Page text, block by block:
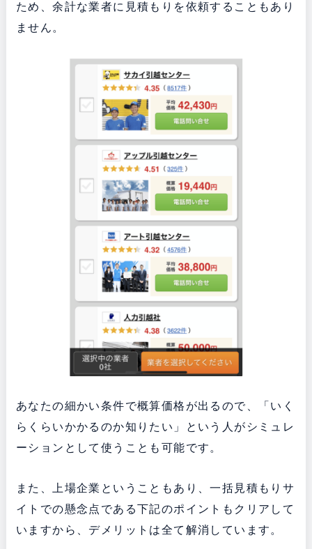
ため、余計な業者に見積もりを依頼することもあり
ません。
あなたの細かい条件で概算価格が出るので、「いく
らくらいかかるのか知りたい」という人がシミュレ
ーションとして使うことも可能です。
また、上場企業ということもあり、一括見積もりサ
イトでの懸念点である下記のポイントもクリアして
いますから、デメリットは全て解消しています。